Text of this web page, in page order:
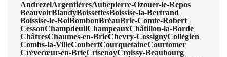
AndrezelArgentièresAubepierre-Ozouer-le-Repos
BeauvoirBlandyBoissettesBoissise-la-Bertrand
Boissise-le-RoiBombonBréauBrie-Comte-Robert
CessonChampdeuilChampeauxChâtillon-la-Borde
ChâtresChaumes-en-BrieChevry-CossignyCollégien
Combs-la-VilleCoubertCourquetaineCourtomer
Crèvecœur-en-BrieCrisenoyCroissy-Beaubourg